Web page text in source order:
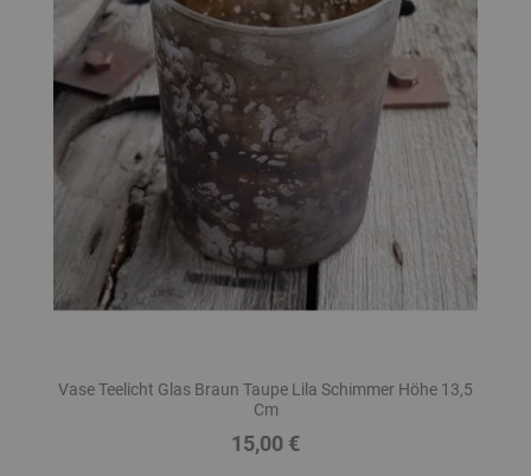
Vase Teelicht Glas Braun Taupe Lila Schimmer Höhe 13,5
Cm
Preis
15,00 €